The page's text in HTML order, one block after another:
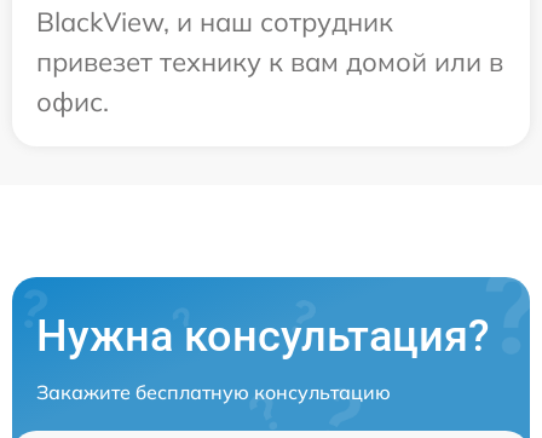
BlackView, и наш сотрудник
привезет технику к вам домой или в
офис.
Нужна консультация?
Закажите бесплатную консультацию